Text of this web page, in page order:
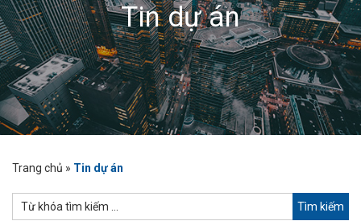
Tin dự án
Trang chủ » Tin dự án